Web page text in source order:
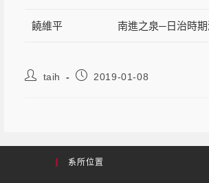
饒維平 南進之泉─日治時
taih 2019-01-08
系所位置